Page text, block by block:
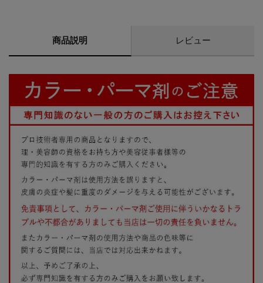
商品説明 レビュー